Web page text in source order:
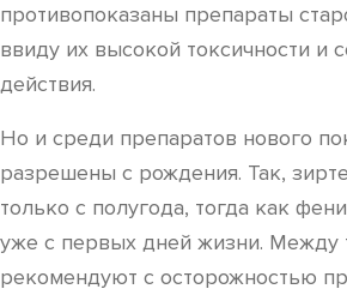
противопоказаны препараты
ввиду их высокой токсичности и
действия.
Но и среди препаратов нового
разрешены с рождения. Так,
только с полугода, тогда как
уже с первых дней жизни. Между
рекомендуют с осторожностью